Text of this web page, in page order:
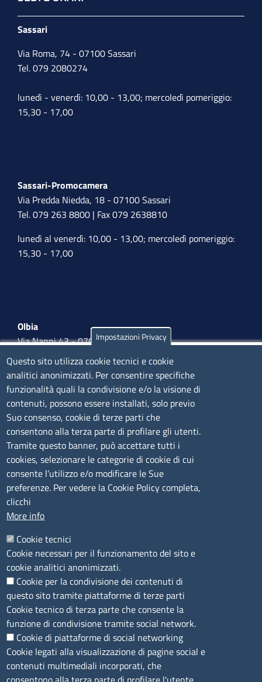
Sassari
Via Roma, 74 - 07100 Sassari
Tel. 079 2080274
lunedì - venerdì: 10,00 - 13,00; mercoledì pomeriggio:
15,30 - 17,00
Sassari-Promocamera
Via Predda Niedda, 18 - 07100 Sassari
Tel. 079 263 8800 | Fax 079 2638810
lunedì al venerdì: 10,00 - 13,00; mercoledì pomeriggio:
15,30 - 17,00
Olbia
Via Nanni 43 - 07026 Olbia
Tel. 0789 66122 | 0789 69580
mail: ufficio.olbia@ss.camcom.it
lunedì al venerdì: 9,00 - 12,00; lunedì pomeriggio: 16,00
- 17,00
CONTATTI
Camera di Commercio, Industria, Artigianato e
Agricoltura di Sassari
PEC
P.IVA01047570906
Codice Fiscale
Codice Univoco per le fatture elettroniche: UFPXFS
LINK UTILI
Segnalazione di illecito
Amministrazione Trasparente
Accesso riservato
Dichiarazione di accessibilità
Impostazioni Privacy
Questo sito utilizza cookie tecnici e cookie
analitici anonimizzati. Per consentire specifiche
funzionalità quali la condivisione e/o la visione di
contenuti, possono essere installati, solo previo
Suo consenso, cookie di terze parti che
consentono alla terza parte di profilare gli utenti.
Tramite questo banner, può accettare tutti i
cookies, selezionare le categorie di cookie di cui
consente l’utilizzo e/o modificare le Sue
preferenze. Per vedere la Cookie Policy completa,
clicchi
More info
Cookie tecnici
Cookie necessari per il funzionamento del sito e
cookie analitici anonimizzati.
Cookie per la condivisione dei contenuti di
questo sito tramite piattaforme di terze parti
Cookie tecnico di terza parte che consente la
funzione di condivisione tramite social network.
Cookie di piattaforme di social networking
Cookie legati alla visualizzazione di pagine social e
contenuti multimediali incorporati, che